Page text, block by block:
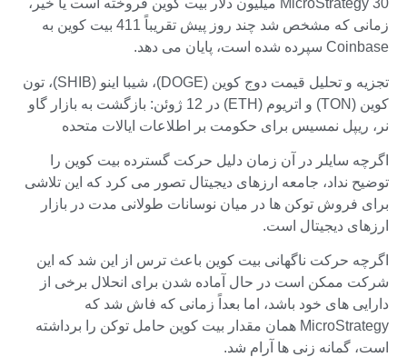
MicroStrategy 30 میلیون دلار بیت کوین فروخته است یا خیر،
زمانی که مشخص شد چند روز پیش تقریباً 411 بیت کوین به
Coinbase سپرده شده است، پایان می دهد.
تجزیه و تحلیل قیمت دوج کوین (DOGE)، شیبا اینو (SHIB)، تون
کوین (TON) و اتریوم (ETH) در 12 ژوئن: بازگشت به بازار گاو
نر، ریپل نمسیس برای حکومت بر اطلاعات ایالات متحده
اگرچه سایلر در آن زمان دلیل حرکت گسترده بیت کوین را
توضیح نداد، جامعه ارزهای دیجیتال تصور می کرد که این تلاشی
برای فروش توکن ها در میان نوسانات طولانی مدت در بازار
ارزهای دیجیتال است.
اگرچه حرکت ناگهانی بیت کوین باعث ترس از این شد که این
شرکت ممکن است در حال آماده شدن برای انحلال برخی از
دارایی های خود باشد، اما بعداً زمانی که فاش شد که
MicroStrategy همان مقدار بیت کوین حامل توکن را برداشته
است، گمانه زنی ها آرام شد.